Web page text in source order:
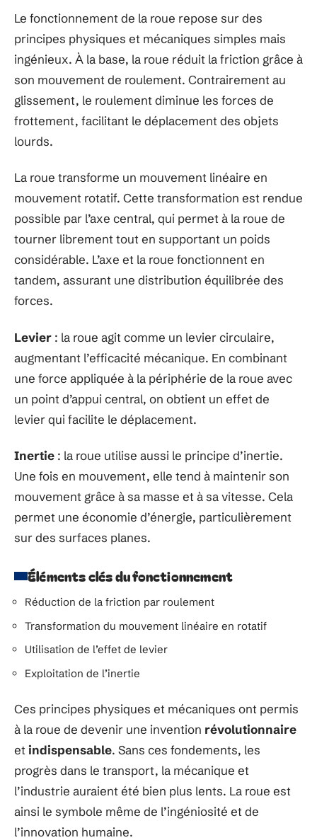
Le fonctionnement de la roue repose sur des
principes physiques et mécaniques simples mais
ingénieux. À la base, la roue réduit la friction grâce à
son mouvement de roulement. Contrairement au
glissement, le roulement diminue les forces de
frottement, facilitant le déplacement des objets
lourds.
La roue transforme un mouvement linéaire en
mouvement rotatif. Cette transformation est rendue
possible par l’axe central, qui permet à la roue de
tourner librement tout en supportant un poids
considérable. L’axe et la roue fonctionnent en
tandem, assurant une distribution équilibrée des
forces.
Levier : la roue agit comme un levier circulaire,
augmentant l’efficacité mécanique. En combinant
une force appliquée à la périphérie de la roue avec
un point d’appui central, on obtient un effet de
levier qui facilite le déplacement.
Inertie : la roue utilise aussi le principe d’inertie.
Une fois en mouvement, elle tend à maintenir son
mouvement grâce à sa masse et à sa vitesse. Cela
permet une économie d’énergie, particulièrement
sur des surfaces planes.
Éléments clés du fonctionnement
Réduction de la friction par roulement
Transformation du mouvement linéaire en rotatif
Utilisation de l’effet de levier
Exploitation de l’inertie
Ces principes physiques et mécaniques ont permis
à la roue de devenir une invention révolutionnaire
et indispensable. Sans ces fondements, les
progrès dans le transport, la mécanique et
l’industrie auraient été bien plus lents. La roue est
ainsi le symbole même de l’ingéniosité et de
l’innovation humaine.